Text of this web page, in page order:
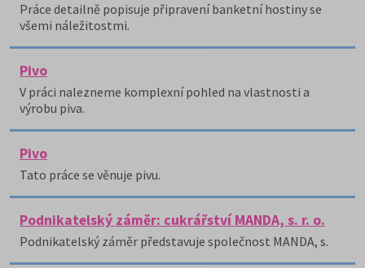
Práce detailně popisuje připravení banketní hostiny se
všemi náležitostmi.
Pivo
V práci nalezneme komplexní pohled na vlastnosti a
výrobu piva.
Pivo
Tato práce se věnuje pivu.
Podnikatelský záměr: cukrářství MANDA, s. r. o.
Podnikatelský záměr představuje společnost MANDA, s.